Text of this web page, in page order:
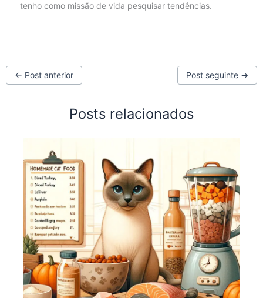
tenho como missão de vida pesquisar tendências.
← Post anterior Post seguinte →
Posts relacionados